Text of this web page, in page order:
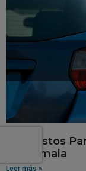
Repuestos
Guatemala
Leer más »